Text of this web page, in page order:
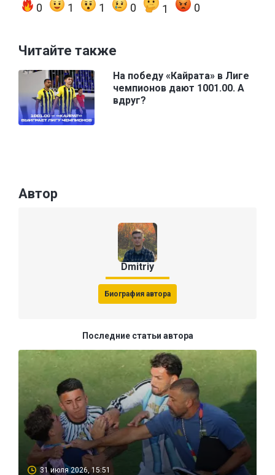
0 1 1 0 1 0
Читайте также
На победу «Кайрата» в Лиге
чемпионов дают 1001.00. А
вдруг?
Автор
Dmitriy
Биография автора
Последние статьи автора
31 июля 2026, 15:51